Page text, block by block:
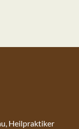
Heilpraktiker